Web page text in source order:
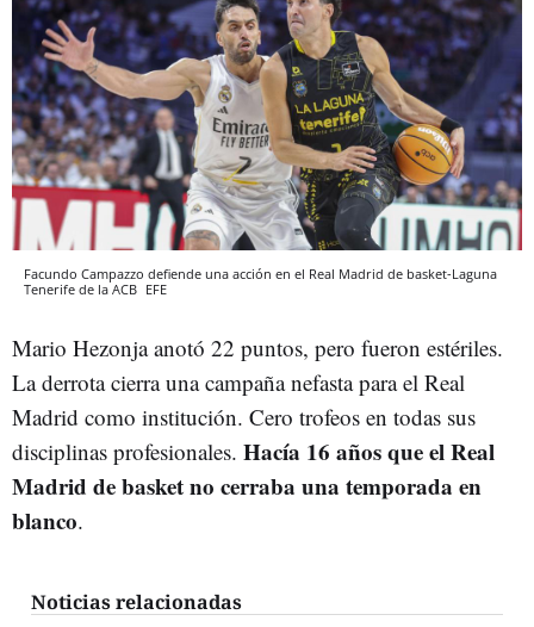
Facundo Campazzo defiende una acción en el Real Madrid de basket-Laguna
Tenerife de la ACB EFE
Mario Hezonja anotó 22 puntos, pero fueron estériles.
La derrota cierra una campaña nefasta para el Real
Madrid como institución. Cero trofeos en todas sus
disciplinas profesionales. Hacía 16 años que el Real
Madrid de basket no cerraba una temporada en
blanco.
Noticias relacionadas